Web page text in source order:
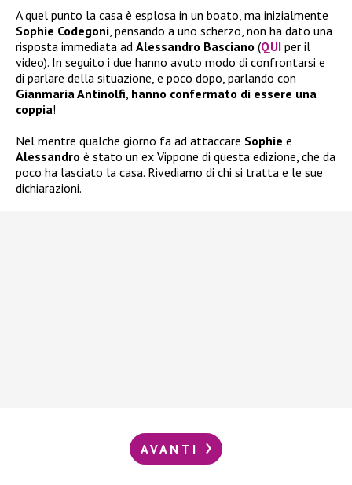
A quel punto la casa è esplosa in un boato, ma inizialmente
Sophie Codegoni , pensando a uno scherzo, non ha dato una
risposta immediata ad Alessandro Basciano (QUI per il
video). In seguito i due hanno avuto modo di confrontarsi e
di parlare della situazione, e poco dopo, parlando con
Gianmaria Antinolfi hanno confermato di essere una
coppia!
Nel mentre qualche giorno fa ad attaccare Sophie e
Alessandro è stato un ex Vippone di questa edizione, che da
poco ha lasciato la casa. Rivediamo di chi si tratta e le sue
dichiarazioni.
AVANTI